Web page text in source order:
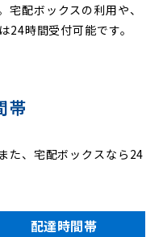
宅配ボックスの利用や、
24時間受付可能です。
帯
た、宅配ボックスなら24
配達時間帯